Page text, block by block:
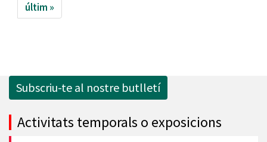
últim »
Subscriu-te al nostre butlletí
Activitats temporals o exposicions